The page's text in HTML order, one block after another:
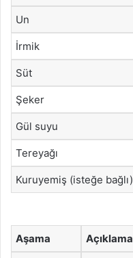
Un
İrmik
Süt
Şeker
Gül suyu
Tereyağı
Kuruyemiş (isteğe bağlı)
Aşama Açıklama